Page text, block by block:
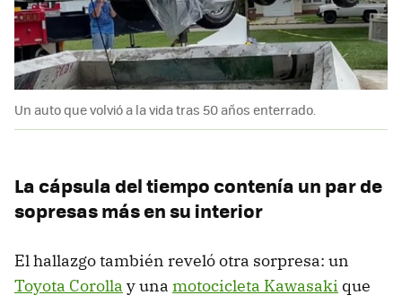
Un auto que volvió a la vida tras 50 años enterrado.
La cápsula del tiempo contenía un par de
sopresas más en su interior
El hallazgo también reveló otra sorpresa: un
Toyota Corolla y una motocicleta Kawasaki que